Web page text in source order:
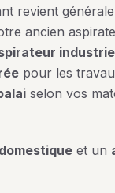
revient
ancien
pour les
selon vos
et un